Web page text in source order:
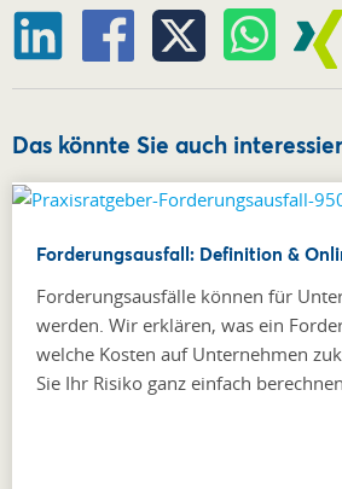
Das könnte Sie auch
Forderungsausfall: Definition &
Forderungsausfälle können für
werden. Wir erklären, was ein
welche Kosten auf Unternehmen
Sie Ihr Risiko ganz einfach berechnen.